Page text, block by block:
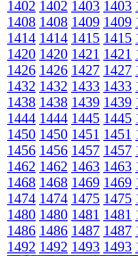
1402 1402 1403 1403
1408 1408 1409 1409
1414 1414 1415 1415
1420 1420 1421 1421
1426 1426 1427 1427
1432 1432 1433 1433
1438 1438 1439 1439
1444 1444 1445 1445
1450 1450 1451 1451
1456 1456 1457 1457
1462 1462 1463 1463
1468 1468 1469 1469
1474 1474 1475 1475
1480 1480 1481 1481
1486 1486 1487 1487
1492 1492 1493 1493